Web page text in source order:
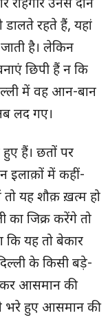
राहगीर उनसे दानें
रहते हैं, यहां
है। लेकिन
छिपी हैं न कि
में वह आन-बान
लद गए।
हैं। छतों पर
इलाक़ों में कहीं-
यह शौक़ ख़त्म हो
जिक्र करेंगे तो
यह तो बेकार
के किसी बड़े-
आसमान की
भरे हुए आसमान की